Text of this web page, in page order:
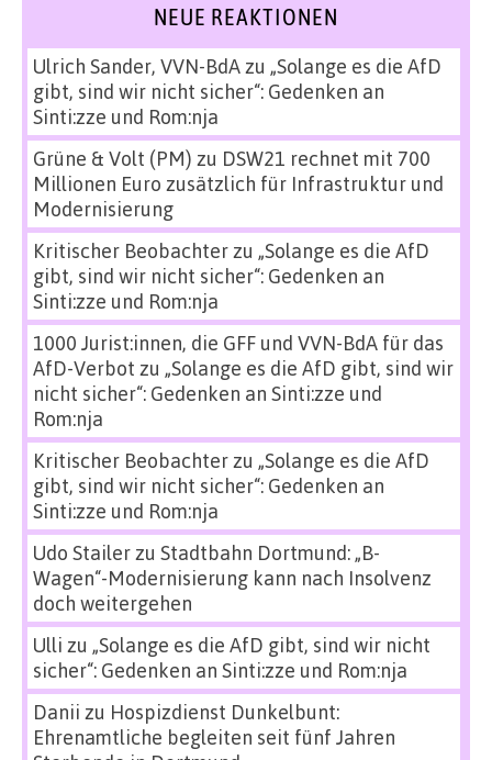
NEUE REAKTIONEN
Ulrich Sander, VVN-BdAzu „Solange es die AfD
gibt, sind wir nicht sicher“: Gedenken an
Sinti:zze und Rom:nja
Grüne & Volt (PM) zu DSW21 rechnet mit 700
Millionen Euro zusätzlich für Infrastruktur und
Modernisierung
Kritischer Beobachterzu „Solange es die AfD
gibt, sind wir nicht sicher“: Gedenken an
Sinti:zze und Rom:nja
1000 Jurist:innen, die GFF und VVN-BdA für das
AfD-Verbot zu „Solange es die AfD gibt, sind wir
nicht sicher“: Gedenken an Sinti:zze und
Rom:nja
Kritischer Beobachterzu „Solange es die AfD
gibt, sind wir nicht sicher“: Gedenken an
Sinti:zze und Rom:nja
Udo Stailerzu Stadtbahn Dortmund: „B-
Wagen“-Modernisierung kann nach Insolvenz
doch weitergehen
Ulli zu „Solange es die AfD gibt, sind wir nicht
sicher“: Gedenken an Sinti:zze und Rom:nja
Danii zu Hospizdienst Dunkelbunt:
Ehrenamtliche begleiten seit fünf Jahren